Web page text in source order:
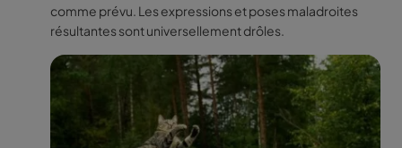
comme prévu. Les expressions et poses maladroites
résultantes sont universellement drôles.